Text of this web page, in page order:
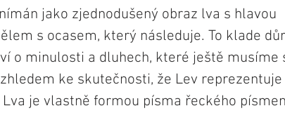
jako zjednodušený obraz lva s hlavou
s ocasem, který následuje. To klade
o minulosti a dluhech, které ještě musíme
ke skutečnosti, že Lev reprezentuje
je vlastně formou písma řeckého